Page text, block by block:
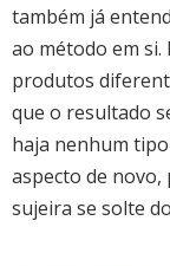
também já
ao método em si.
produtos
que o resultado
haja nenhum
aspecto de
sujeira se solte